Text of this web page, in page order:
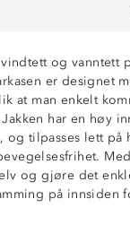
og vanntett
er designet
at man enkelt
har en høy
tilpasses lett på
og gjøre det
på innsiden